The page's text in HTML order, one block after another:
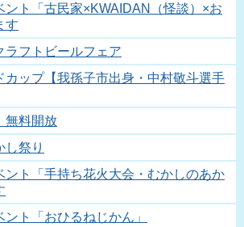
ント「古民家×KWAIDAN（怪談）×お
す
ラフトビールフェア
カップ【我孫子市出身・中村敬斗選手
無料開放
し祭り
ント「手持ち花火大会・むかしのあか
ント「おひるねじかん」